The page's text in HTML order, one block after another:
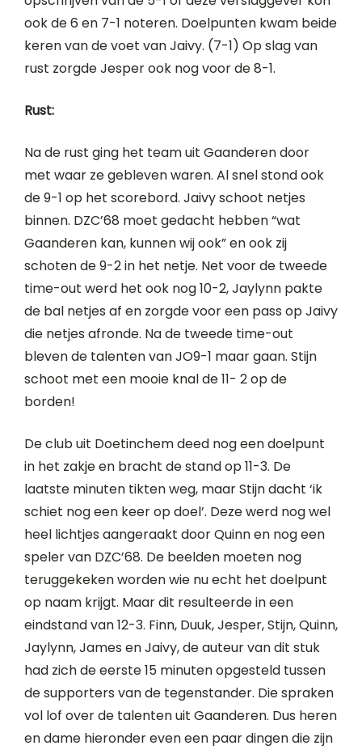
ook de 6 en 7-1 noteren. Doelpunten kwam beide
keren van de voet van Jaivy. (7-1) Op slag van
rust zorgde Jesper ook nog voor de 8-1.
Rust:
Na de rust ging het team uit Gaanderen door
met waar ze gebleven waren. Al snel stond ook
de 9-1 op het scorebord. Jaivy schoot netjes
binnen. DZC’68 moet gedacht hebben “wat
Gaanderen kan, kunnen wij ook” en ook zij
schoten de 9-2 in het netje. Net voor de tweede
time-out werd het ook nog 10-2, Jaylynn pakte
de bal netjes af en zorgde voor een pass op Jaivy
die netjes afronde. Na de tweede time-out
bleven de talenten van JO9-1 maar gaan. Stijn
schoot met een mooie knal de 11- 2 op de
borden!
De club uit Doetinchem deed nog een doelpunt
in het zakje en bracht de stand op 11-3. De
laatste minuten tikten weg, maar Stijn dacht ‘ik
schiet nog een keer op doel’. Deze werd nog wel
heel lichtjes aangeraakt door Quinn en nog een
speler van DZC’68. De beelden moeten nog
teruggekeken worden wie nu echt het doelpunt
op naam krijgt. Maar dit resulteerde in een
eindstand van 12-3. Finn, Duuk, Jesper, Stijn, Quinn,
Jaylynn, James en Jaivy, de auteur van dit stuk
had zich de eerste 15 minuten opgesteld tussen
de supporters van de tegenstander. Die spraken
vol lof over de talenten uit Gaanderen. Dus heren
en dame hieronder even een paar dingen die zijn